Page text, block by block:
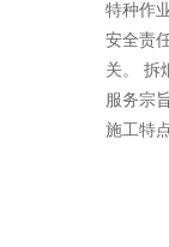
特种作
安全责
关。 拆
服务宗
施工特